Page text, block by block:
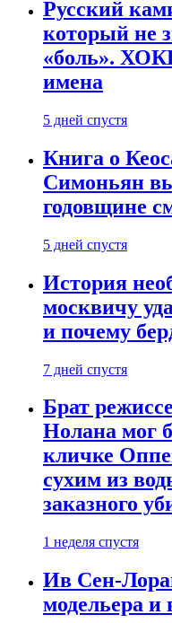
Русский
который не
«боль».
имена
5 дней спустя
Книга о
Симоньян
годовщине
5 дней спустя
История
москвичу
и почему
7 дней спустя
Брат
Нолана мог
кличке
сухим из
заказного
1 неделя спустя
Ив Сен-
модельера